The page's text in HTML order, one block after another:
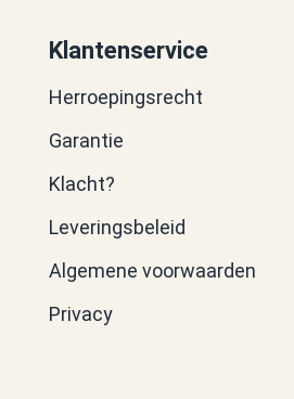
Klantenservice
Herroepingsrecht
Garantie
Klacht?
Leveringsbeleid
Algemene voorwaarden
Privacy